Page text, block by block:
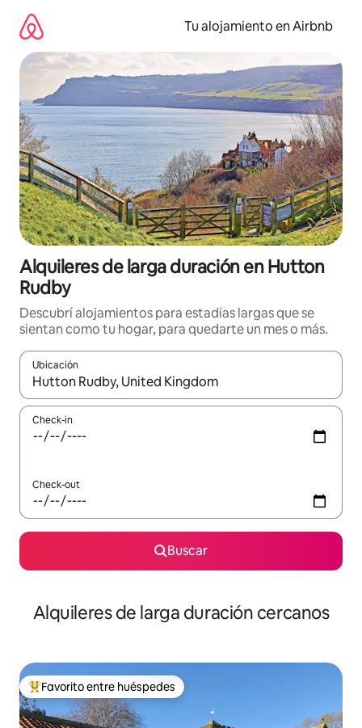
contenido
Tu alojamiento en Airbnb
Alquileres de larga duración en Hutton
Rudby
Descubrí alojamientos para estadías largas que se
sientan como tu hogar, para quedarte un mes o más.
Ubicación
Cuando los resultados estén disponibles, navegá con las
Check-in
Check-out
Buscar
Alquileres de larga duración cercanos
Favorito entre los huéspedes más destacados
Favorito entre huéspedes